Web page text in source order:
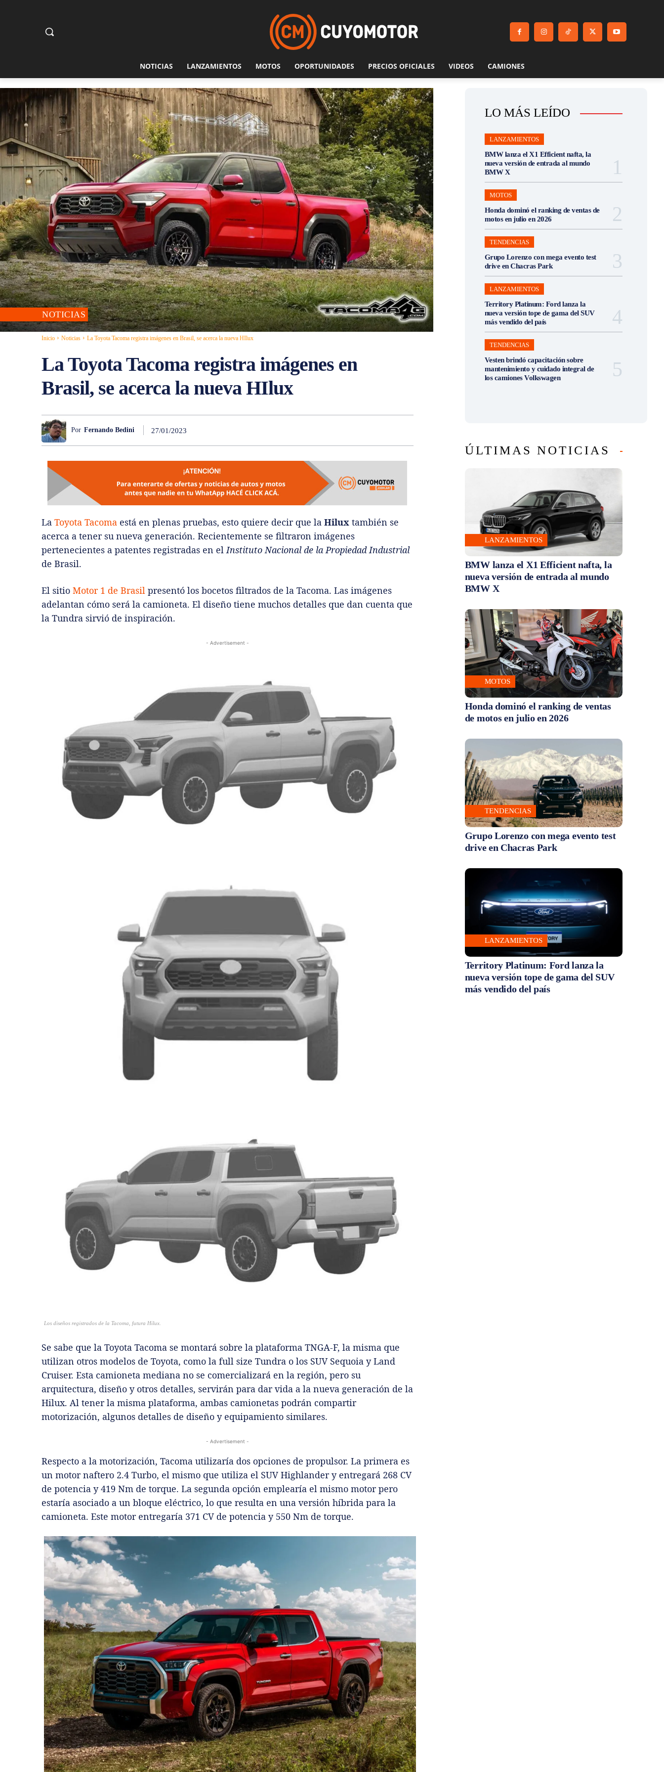
NOTICIAS LANZAMIENTOS MOTOS OPORTUNIDADES PRECIOS OFICIALES VIDEOS CAMIONES
NOTICIAS
Inicio Noticias La Toyota Tacoma registra imágenes en Brasil, se acerca la nueva HIlux
La Toyota Tacoma registra imágenes en
Brasil, se acerca la nueva HIlux
Por Fernando Bedini 27/01/2023
La Toyota Tacoma está en plenas pruebas, esto quiere decir que la Hilux también se
acerca a tener su nueva generación. Recientemente se filtraron imágenes
pertenecientes a patentes registradas en el Instituto Nacional de la Propiedad Industrial
de Brasil.
El sitio Motor 1 de Brasil presentó los bocetos filtrados de la Tacoma. Las imágenes
adelantan cómo será la camioneta. El diseño tiene muchos detalles que dan cuenta que
la Tundra sirvió de inspiración.
- Advertisement -
Los diseños registrados de la Tacoma, futura Hilux.
Se sabe que la Toyota Tacoma se montará sobre la plataforma TNGA-F, la misma que
utilizan otros modelos de Toyota, como la full size Tundra o los SUV Sequoia y Land
Cruiser. Esta camioneta mediana no se comercializará en la región, pero su
arquitectura, diseño y otros detalles, servirán para dar vida a la nueva generación de la
Hilux. Al tener la misma plataforma, ambas camionetas podrán compartir
motorización, algunos detalles de diseño y equipamiento similares.
- Advertisement -
Respecto a la motorización, Tacoma utilizaría dos opciones de propulsor. La primera es
un motor naftero 2.4 Turbo, el mismo que utiliza el SUV Highlander y entregará 268 CV
de potencia y 419 Nm de torque. La segunda opción emplearía el mismo motor pero
estaría asociado a un bloque eléctrico, lo que resulta en una versión híbrida para la
camioneta. Este motor entregaría 371 CV de potencia y 550 Nm de torque.
LO MÁS LEÍDO
LANZAMIENTOS
BMW lanza el X1 Efficient nafta, la
nueva versión de entrada al mundo
BMW X
MOTOS
Honda dominó el ranking de ventas de
motos en julio en 2026
TENDENCIAS
Grupo Lorenzo con mega evento test
drive en Chacras Park
LANZAMIENTOS
Territory Platinum: Ford lanza la
nueva versión tope de gama del SUV
más vendido del país
TENDENCIAS
Vesten brindó capacitación sobre
mantenimiento y cuidado integral de
los camiones Volkswagen
ÚLTIMAS NOTICIAS
LANZAMIENTOS
BMW lanza el X1 Efficient nafta, la
nueva versión de entrada al mundo
BMW X
MOTOS
Honda dominó el ranking de ventas
de motos en julio en 2026
TENDENCIAS
Grupo Lorenzo con mega evento test
drive en Chacras Park
LANZAMIENTOS
Territory Platinum: Ford lanza la
nueva versión tope de gama del SUV
más vendido del país